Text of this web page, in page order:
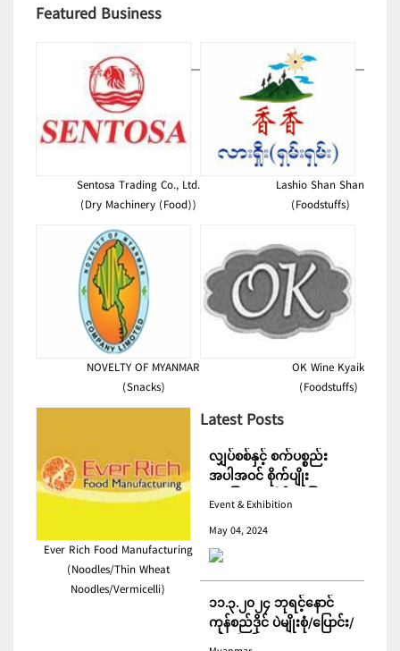
Featured Business
Sentosa Trading Co., Ltd.
(Dry Machinery (Food))
Lashio Shan Shan
(Foodstuffs)
NOVELTY OF MYANMAR
(Snacks)
OK Wine Kyaik
(Foodstuffs)
Ever Rich Food Manufacturing
(Noodles/Thin Wheat
Noodles/Vermicelli)
Latest Posts
လျှပ်စစ်နှင့် စက်ပစ္စည်း
အပါအဝင် စိုက်ပျိုး
မွေးမြူရေးဆိုင်ရာ ပြပွဲ
Event & Exhibition
May 04, 2024
၁၁.၃.၂၀၂၄ ဘုရင့်နောင်
ကုန်စည်ဒိုင် ပဲမျိုးစုံ/ပြောင်း/
နှမ်းတို့၏ FOB (USD)